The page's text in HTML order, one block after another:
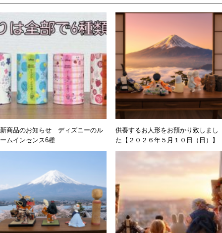
新商品のお知らせ ディズニーのル
ームインセンス6種
供養するお人形をお預かり致しまし
た【２０２６年５月１０日（日）】